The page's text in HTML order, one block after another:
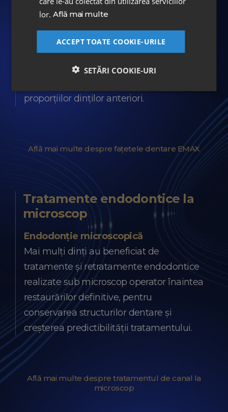
Fațete dentare EMAX
Fațete dentare integral ceramice
În zona estetică au fost aplicate fațete
dentare EMAX Ivoclar pentru
proporțiilor dinților anteriori.
Află mai multe despre fațetele dentare EMAX
Tratamente endodontice la
microscop
Endodonție microscopică
Mai mulți dinți au beneficiat de
tratamente și retratamente endodontice
realizate sub microscop operator înaintea
restaurărilor definitive, pentru
conservarea structurilor dentare și
creșterea predictibilității tratamentului.
Află mai multe despre tratamentul de canal la
microscop
lor.Află mai multe
ACCEPT TOATE COOKIE-URILE
SETĂRI COOKIE-URI